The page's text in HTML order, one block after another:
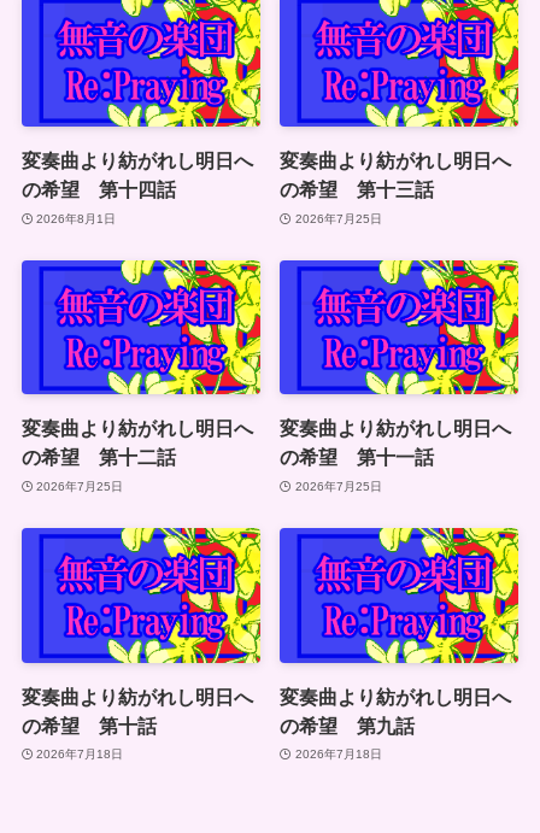
変奏曲より紡がれし明日へ
の希望 第十四話
2026年8月1日
変奏曲より紡がれし明日へ
の希望 第十三話
2026年7月25日
変奏曲より紡がれし明日へ
の希望 第十二話
2026年7月25日
変奏曲より紡がれし明日へ
の希望 第十一話
2026年7月25日
変奏曲より紡がれし明日へ
の希望 第十話
2026年7月18日
変奏曲より紡がれし明日へ
の希望 第九話
2026年7月18日